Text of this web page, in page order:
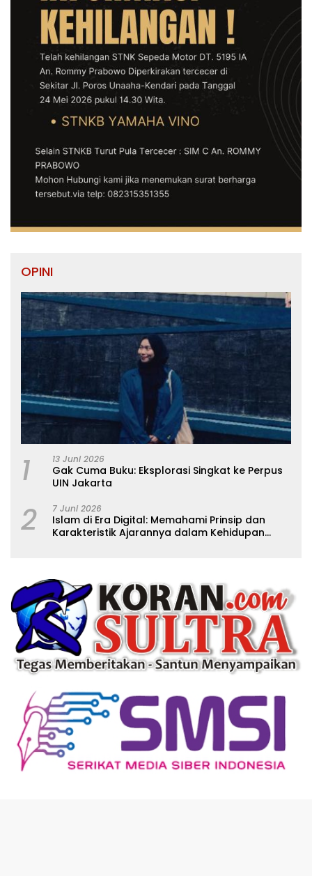
OPINI
1 13 Juni 2026
Gak Cuma Buku: Eksplorasi Singkat ke Perpus
UIN Jakarta
2 7 Juni 2026
Islam di Era Digital: Memahami Prinsip dan
Karakteristik Ajarannya dalam Kehidupan